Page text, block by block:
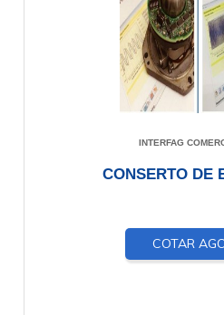
INTERFAG
CONSERTO DE
COTAR